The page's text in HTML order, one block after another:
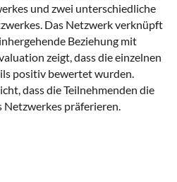
und zwei unterschiedliche
Das Netzwerk verknüpft
Beziehung mit
zeigt, dass die einzelnen
positiv bewertet wurden.
dass die Teilnehmenden die
Netzwerkes präferieren.